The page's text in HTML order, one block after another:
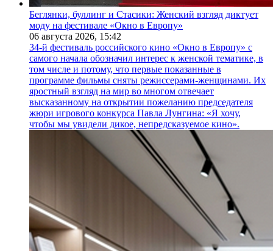
Беглянки, буллинг и Стасики: Женский взгляд диктует
моду на фестивале «Окно в Европу»
06 августа 2026, 15:42
34-й фестиваль российского кино «Окно в Европу» с
самого начала обозначил интерес к женской тематике, в
том числе и потому, что первые показанные в
программе фильмы сняты режиссерами-женщинами. Их
яростный взгляд на мир во многом отвечает
высказанному на открытии пожеланию председателя
жюри игрового конкурса Павла Лунгина: «Я хочу,
чтобы мы увидели дикое, непредсказуемое кино».